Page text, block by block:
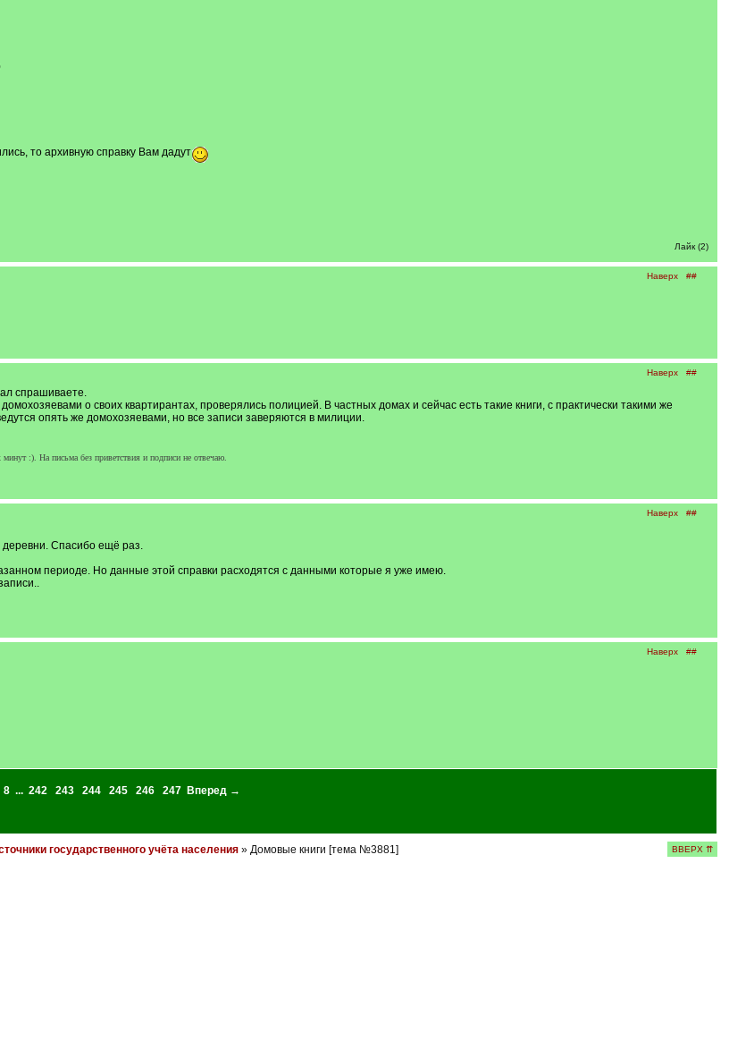
то архивную справку Вам дадут
Лайк (2)
Наверх ##
Наверх ##
спрашиваете.
о своих квартирантах, проверялись полицией. В частных домах и сейчас есть такие книги, с практически такими же
опять же домохозяевами, но все записи заверяются в милиции.
:). На письма без приветствия и подписи не отвечаю.
Наверх ##
деревни. Спасибо ещё раз.
периоде. Но данные этой справки расходятся с данными которые я уже имею.
Наверх ##
8 ... 242 243 244 245 246 247
Вперед →
государственного учёта населения » Домовые книги [тема №3881] ВВЕРХ ⇈